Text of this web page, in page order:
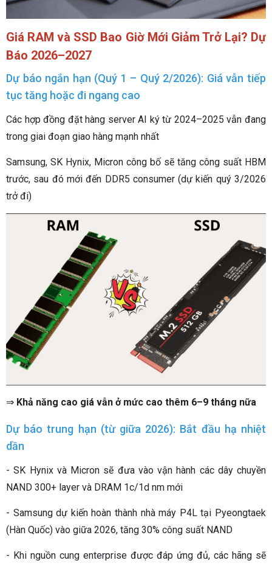
Giá RAM và SSD Bao Giờ Mới Giảm Trở Lại? Dự
Báo 2026–2027
Dự báo ngắn hạn (Quý 1 – Quý 2/2026): Giá vẫn tiếp
tục tăng hoặc đi ngang cao
Các hợp đồng đặt hàng server AI ký từ 2024–2025 vẫn đang
trong giai đoạn giao hàng mạnh nhất
Samsung, SK Hynix, Micron công bố sẽ tăng công suất HBM
trước, sau đó mới đến DDR5 consumer (dự kiến quý 3/2026
trở đi)
⇒ Khả năng cao giá vẫn ở mức cao thêm 6–9 tháng nữa
Dự báo trung hạn (từ giữa 2026): Bắt đầu hạ nhiệt
dần
- SK Hynix và Micron sẽ đưa vào vận hành các dây chuyền
NAND 300+ layer và DRAM 1c/1d nm mới
- Samsung dự kiến hoàn thành nhà máy P4L tại Pyeongtaek
(Hàn Quốc) vào giữa 2026, tăng 30% công suất NAND
- Khi nguồn cung enterprise được đáp ứng đủ, các hãng sẽ